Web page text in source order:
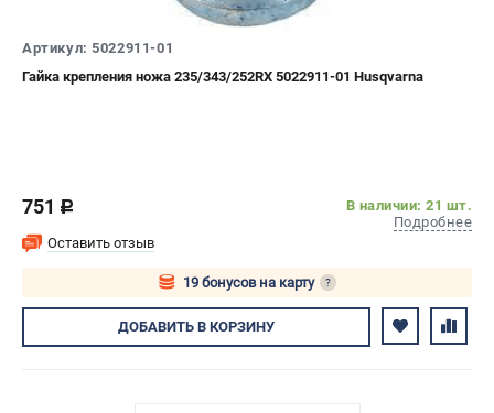
Артикул: 5022911-01
Гайка крепления ножа 235/343/252RX 5022911-01 Husqvarna
751 c
В наличии: 21 шт.
Подробнее
Оставить отзыв
19 бонусов на карту ?
Авторизуйтесь
ДОБАВИТЬ В КОРЗИНУ